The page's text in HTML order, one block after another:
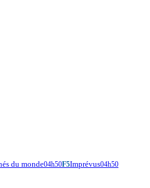
du monde04h50F5Imprévus04h50